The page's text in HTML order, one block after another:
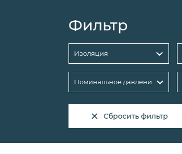
Фильтр
Изоляция
Сбросить фильтр